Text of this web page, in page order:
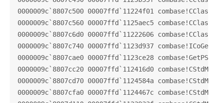
0000009c`8807c500 00007ffd`11224f01
0000009c`8807c560 00007ffd`1125aec5
0000009c`8807c6d0 00007ffd`11222606
0000009c`8807c740 00007ffd`1123d937
0000009c`8807cae0 00007ffd`1123ce28
0000009c`8807cc20 00007ffd`112416d0
0000009c`8807cd70 00007ffd`1124584a
0000009c`8807cfa0 00007ffd`1124467c